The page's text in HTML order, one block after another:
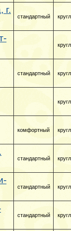
г.
стандартный
стандартный
комфортный
стандартный
стандартный
стандартный